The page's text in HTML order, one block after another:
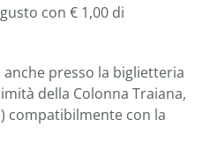
con € 1,00 di
presso la biglietteria
della Colonna Traiana,
compatibilmente con la